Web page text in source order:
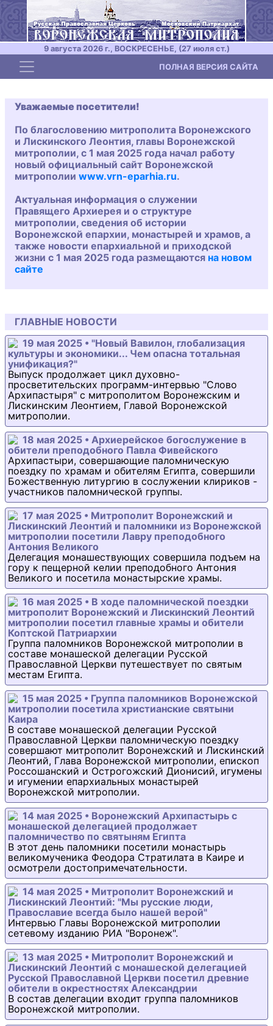
9 августа 2026 г., ВОСКРЕСЕНЬЕ, (27 июля ст.)
Toggle navigation ПОЛНАЯ ВЕРСИЯ САЙТА
Уважаемые посетители!
По благословению митрополита Воронежского
и Лискинского Леонтия, главы Воронежской
митрополии, с 1 мая 2025 года начал работу
новый официальный сайт Воронежской
митрополии www.vrn-eparhia.ru.
Актуальная информация о служении
Правящего Архиерея и о структуре
митрополии, сведения об истории
Воронежской епархии, монастырей и храмов, а
также новости епархиальной и приходской
жизни с 1 мая 2025 года размещаются на новом
сайте
ГЛАВНЫЕ НОВОСТИ
19 мая 2025 • "Новый Вавилон, глобализация
культуры и экономики... Чем опасна тотальная
унификация?"
Выпуск продолжает цикл духовно-
просветительских программ-интервью "Слово
Архипастыря" с митрополитом Воронежским и
Лискинским Леонтием, Главой Воронежской
митрополии.
18 мая 2025 • Архиерейское богослужение в
обители преподобного Павла Фивейского
Архипастыри, совершающие паломническую
поездку по храмам и обителям Египта, совершили
Божественную литургию в сослужении клириков -
участников паломнической группы.
17 мая 2025 • Митрополит Воронежский и
Лискинский Леонтий и паломники из Воронежской
митрополии посетили Лавру преподобного
Антония Великого
Делегация монашествующих совершила подъем на
гору к пещерной келии преподобного Антония
Великого и посетила монастырские храмы.
16 мая 2025 • В ходе паломнической поездки
митрополит Воронежский и Лискинский Леонтий
митрополии посетил главные храмы и обители
Коптской Патриархии
Группа паломников Воронежской митрополии в
составе монашеской делегации Русской
Православной Церкви путешествует по святым
местам Египта.
15 мая 2025 • Группа паломников Воронежской
митрополии посетила христианские святыни
Каира
В составе монашеской делегации Русской
Православной Церкви паломническую поездку
совершают митрополит Воронежский и Лискинский
Леонтий, Глава Воронежской митрополии, епископ
Россошанский и Острогожский Дионисий, игумены
и игумении епархиальных монастырей
Воронежской митрополии.
14 мая 2025 • Воронежский Архипастырь с
монашеской делегацией продолжает
паломничество по святыням Египта
В этот день паломники посетили монастырь
великомученика Феодора Стратилата в Каире и
осмотрели достопримечательности.
14 мая 2025 • Митрополит Воронежский и
Лискинский Леонтий: "Мы русские люди,
Православие всегда было нашей верой"
Интервью Главы Воронежской митрополии
сетевому изданию РИА "Воронеж".
13 мая 2025 • Митрополит Воронежский и
Лискинский Леонтий с монашеской делегацией
Русской Православной Церкви посетил древние
обители в окрестностях Александрии
В состав делегации входит группа паломников
Воронежской митрополии.